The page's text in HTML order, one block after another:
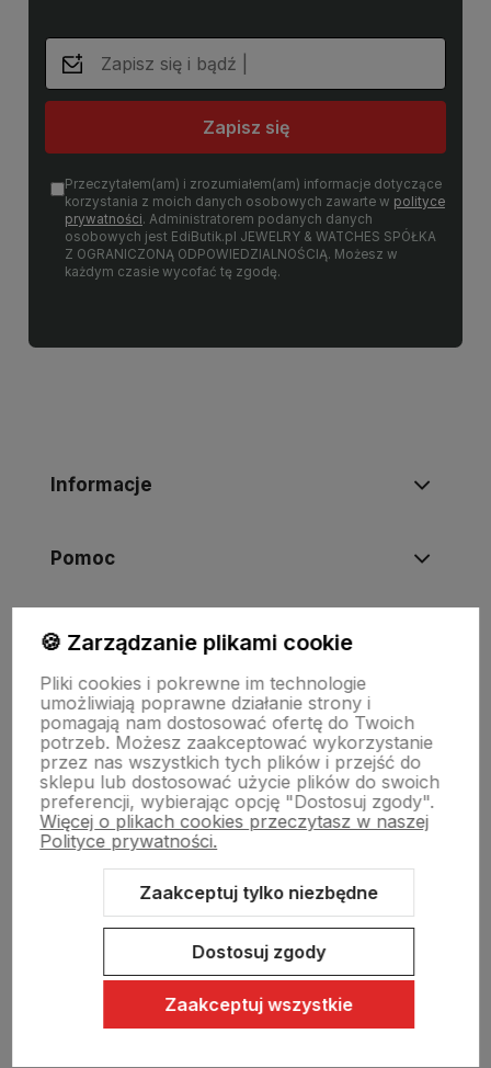
Zapisz się
Przeczytałem(am) i zrozumiałem(am) informacje dotyczące
korzystania z moich danych osobowych zawarte w polityce
prywatności. Administratorem podanych danych
osobowych jest EdiButik.pl JEWELRY & WATCHES SPÓŁKA
Z OGRANICZONĄ ODPOWIEDZIALNOŚCIĄ. Możesz w
każdym czasie wycofać tę zgodę.
Informacje
Pomoc
Moje konto
Swiat Edibutik
Sklep internetowy Shoper Premium
Szablon Shoper Modern 3.0™
🍪 Zarządzanie plikami cookie
Pliki cookies i pokrewne im technologie
umożliwiają poprawne działanie strony i
pomagają nam dostosować ofertę do Twoich
potrzeb. Możesz zaakceptować wykorzystanie
przez nas wszystkich tych plików i przejść do
sklepu lub dostosować użycie plików do swoich
preferencji, wybierając opcję "Dostosuj zgody".
Więcej o plikach cookies przeczytasz w naszej
Polityce prywatności.
Zaakceptuj tylko niezbędne
Dostosuj zgody
Zaakceptuj wszystkie